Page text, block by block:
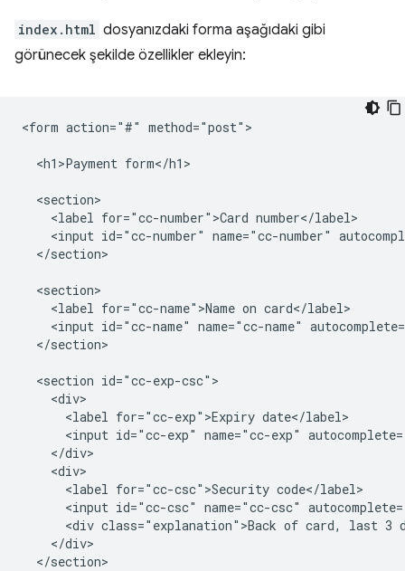
index.html dosyanızdaki forma aşağıdaki gibi
görünecek şekilde özellikler ekleyin:
<form action="#" method="post">
  <h1>Payment form</h1>
  <section>
    <label for="cc-number">Card number</label>
<input id="cc-number" name="cc-number"
  </section>
  <section>
    <label for="cc-name">Name on card</label>
<input id="cc-name" name="cc-name"
  </section>
  <section id="cc-exp-csc">
    <div>
      <label for="cc-exp">Expiry date</label>
<input id="cc-exp" name="cc-exp"
    </div>
    <div>
      <label for="cc-csc">Security code</label>
<input id="cc-csc" name="cc-csc"
<div class="explanation">Back of card, last 3
    </div>
  </section>